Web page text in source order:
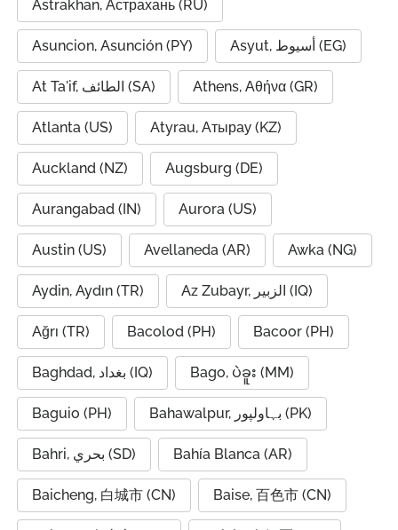
Astrakhan, Астрахань (RU)
Asuncion, Asunción (PY) Asyut, أسيوط (EG)
At Ta'if, الطائف (SA) Athens, Αθήνα (GR)
Atlanta (US) Atyrau, Атырау (KZ)
Auckland (NZ) Augsburg (DE)
Aurangabad (IN) Aurora (US)
Austin (US) Avellaneda (AR) Awka (NG)
Aydin, Aydın (TR) Az Zubayr, الزبير (IQ)
Ağrı (TR) Bacolod (PH) Bacoor (PH)
Baghdad, بغداد (IQ) Bago, ပဲခူး (MM)
Baguio (PH) Bahawalpur, بہاولپور (PK)
Bahri, بحري (SD) Bahía Blanca (AR)
Baicheng, 白城市 (CN) Baise, 百色市 (CN)